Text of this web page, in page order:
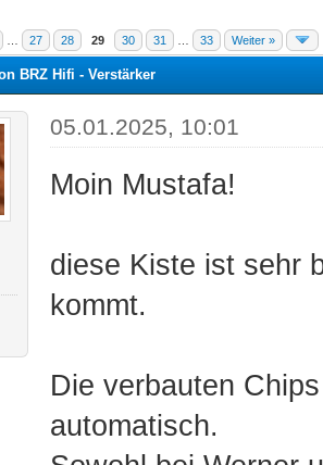
27 28 29 30 31 33 Weiter »
BRZ Hifi - Verstärker
05.01.2025, 10:01
Moin Mustafa!
diese Kiste ist sehr
kommt.
Die verbauten
automatisch.